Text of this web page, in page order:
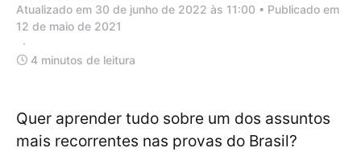
Atualizado em 30 de junho de 2022 às 11:00 • Publicado em
12 de maio de 2021
4 minutos de leitura
Quer aprender tudo sobre um dos assuntos
mais recorrentes nas provas do Brasil?